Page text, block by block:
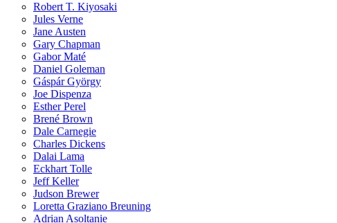
Robert T. Kiyosaki
Jules Verne
Jane Austen
Gary Chapman
Gabor Maté
Daniel Goleman
Gáspár György
Joe Dispenza
Esther Perel
Brené Brown
Dale Carnegie
Charles Dickens
Dalai Lama
Eckhart Tolle
Jeff Keller
Judson Brewer
Loretta Graziano Breuning
Adrian Asoltanie